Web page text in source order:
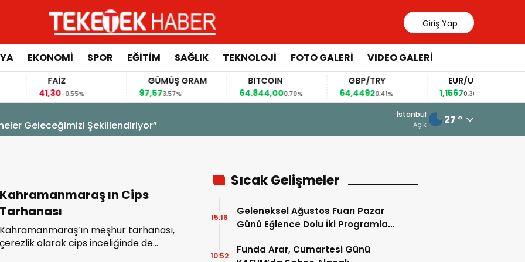
Giriş Yap
EKONOMİ SPOR EĞİTİM SAĞLIK TEKNOLOJİ FOTO GALERİ VIDEO GALERİ
FAİZ
41,30-0,55%
GÜMÜŞ GRAM
97,573,57%
BITCOIN
64.844,000,70%
GBP/TRY
64,44920,41%
EUR/USD
1,1567 0,36%
Şekillendiriyor”
19 Mart 2026 - 13:54
Toptaş, Bayramda Personeliyle Bir
İstanbul
Açık 27 °
Kahramanmaraş ın Cips
Tarhanası
Kahramanmaraş’ın meşhur tarhanası,
çerezlik olarak cips inceliğinde de
Sıcak Gelişmeler
Geleneksel Ağustos Fuarı Pazar
Günü Eğlence Dolu İki Programla
15:16
Funda Arar, Cumartesi Günü
10:52